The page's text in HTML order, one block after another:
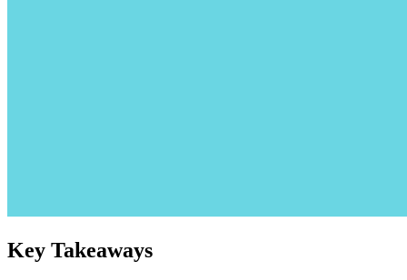
Key Takeaways